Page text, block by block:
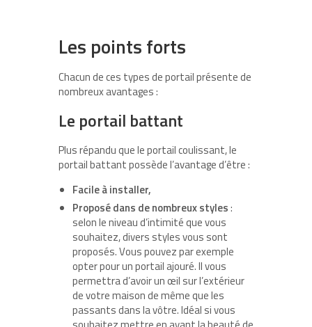
Les points forts
Chacun de ces types de portail présente de
nombreux avantages :
Le portail battant
Plus répandu que le portail coulissant, le
portail battant possède l’avantage d’être :
Facile à installer,
Proposé dans de nombreux styles:
selon le niveau d’intimité que vous
souhaitez, divers styles vous sont
proposés. Vous pouvez par exemple
opter pour un portail ajouré. Il vous
permettra d’avoir un œil sur l’extérieur
de votre maison de même que les
passants dans la vôtre. Idéal si vous